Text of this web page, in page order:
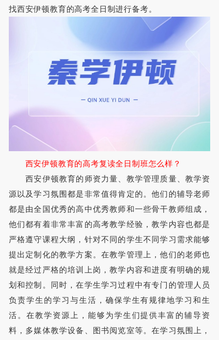
找西安伊顿教育的高考全日制进行备考。
西安伊顿教育的高考复读全日制班怎么样？
西安伊顿教育的师资力量、教学管理质量、教学资
源以及学习氛围都是非常值得肯定的。他们的辅导老师
都是由全国优秀的高中优秀教师和一些骨干教师组成，
他们都有着非常丰富的高考教学经验，教学内容也都是
严格遵守课程大纲，针对不同的学生不同学习需求能够
提出定制化的教学方案。在教学管理上，他们的老师也
就是经过严格的培训上岗，教学内容和进度有明确的规
划和控制。同时，在学生学习过程中有专门的管理人员
负责学生的学习与生活，确保学生有规律地学习和生
活。在教学资源上，能够为学生们提供丰富的辅导资
料，多媒体教学设备、图书阅览室等。在学习氛围上，